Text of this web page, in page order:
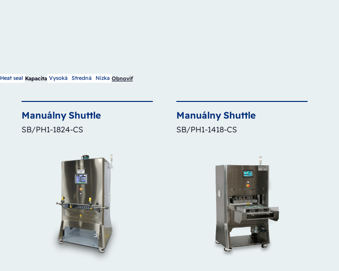
Heat seal Kapacita Vysoká Stredná Nízka Obnoviť
ManuálnyShuttle
SB/PH1-1824-CS
ManuálnyShuttle
SB/PH1-1418-CS